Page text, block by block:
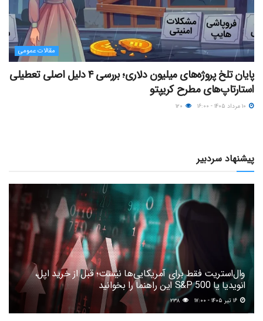
مقالات عمومی
پایان تلخ پروژه‌های میلیون دلاری؛ بررسی ۴ دلیل اصلی تعطیلی
استارتاپ‌های مطرح کریپتو
پیشنهاد سردبیر
وال‌استریت فقط برای آمریکایی‌ها نیست؛ قبل از خرید اپل،
انویدیا یا S&P 500 این راهنما را بخوانید
۲۳۸